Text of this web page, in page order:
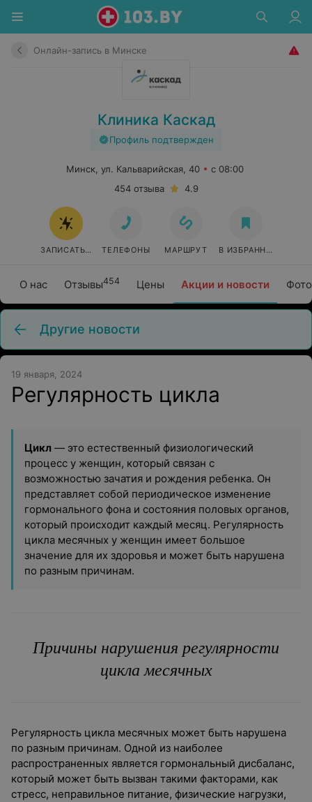
Онлайн-запись в Минске
Клиника Каскад
Профиль подтвержден
О нас Отзывы454 Цены Акции и новости
Минск, ул. Кальварийская, 40
с 08:00
454 отзыва
4.9
ЗАПИСАТЬСЯ ОНЛАЙН
ТЕЛЕФОНЫ МАРШРУТ В ИЗБРАННОЕ
Другие новости
19 января, 2024
Регулярность цикла
Цикл — это естественный физиологический
процесс у женщин, который связан с
возможностью зачатия и рождения ребенка. Он
представляет собой периодическое изменение
гормонального фона и состояния половых органов,
который происходит каждый месяц. Регулярность
цикла месячных у женщин имеет большое
значение для их здоровья и может быть нарушена
по разным причинам.
Причины нарушения регулярности
цикла месячных
Регулярность цикла месячных может быть нарушена
по разным причинам. Одной из наиболее
распространенных является гормональный дисбаланс,
который может быть вызван такими факторами, как
стресс, неправильное питание, физические нагрузки,